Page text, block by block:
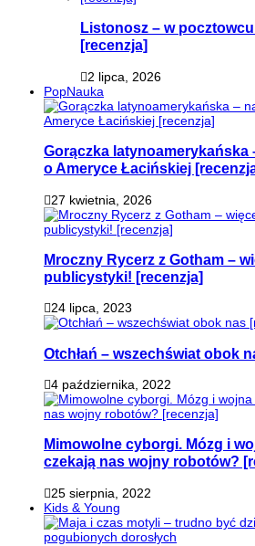
Listonosz – w
[recenzja]
2 lipca, 2026
PopNauka
Gorączka latynoamerykańska
o Ameryce Łacińskiej
27 kwietnia, 2026
Mroczny Rycerz z Gotham –
publicystyki! [recenzja]
24 lipca, 2023
Otchłań – wszechświat obok
4 października, 2022
Mimowolne cyborgi. Mózg i
czekają nas wojny robotów?
25 sierpnia, 2022
Kids & Young